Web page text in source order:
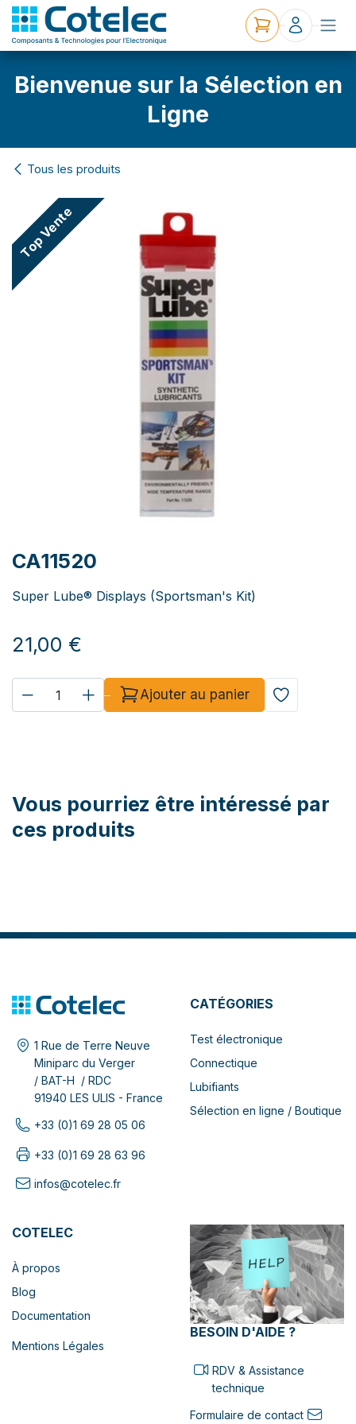
Bienvenue sur la Sélection en
Ligne
Tous les produits
Top Vente
CA11520
Super Lube® Displays (Sportsman's Kit)
21,00 €
Ajouter au panier
Vous pourriez être intéressé par
ces produits
1 Rue de Terre Neuve
Miniparc du Verger
/ BAT-H / RDC
91940 LES ULIS - France
+33 (0)1 69 28 05 06
+33 (0)1 69 28 63 96
infos@cotelec.fr
CATÉGORIES
Test électronique
Connectique
Lubifiants
Sélection en ligne / Boutique
COTELEC
À propos
Blog
Documentation
Mentions Légales
BESOIN D'AIDE ?
RDV & Assistance
technique
Formulaire de contact